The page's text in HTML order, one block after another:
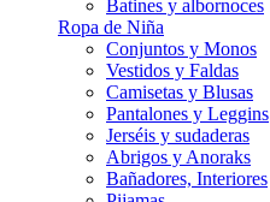
Batines y albornoces
Ropa de Niña
Conjuntos y Monos
Vestidos y Faldas
Camisetas y Blusas
Pantalones y Leggins
Jerséis y sudaderas
Abrigos y Anoraks
Bañadores, Interiores